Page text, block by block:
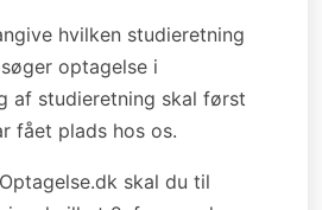
hvilken studieretning
optagelse i
af studieretning skal først
fået plads hos os.
skal du til